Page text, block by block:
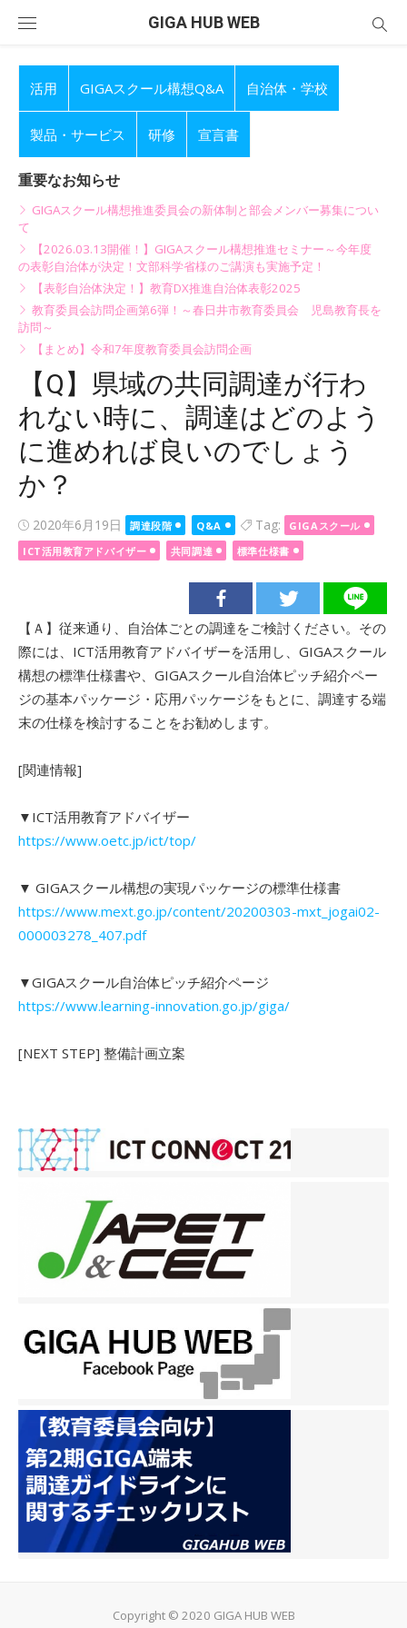
GIGA HUB WEB
活用 GIGAスクール構想Q&A 自治体・学校
製品・サービス 研修 宣言書
重要なお知らせ
GIGAスクール構想推進委員会の新体制と部会メンバー募集につい
て
【2026.03.13開催！】GIGAスクール構想推進セミナー～今年度
の表彰自治体が決定！文部科学省様のご講演も実施予定！
【表彰自治体決定！】教育DX推進自治体表彰2025
教育委員会訪問企画第6弾！～春日井市教育委員会 児島教育長を
訪問～
【まとめ】令和7年度教育委員会訪問企画
【Q】県域の共同調達が行わ
れない時に、調達はどのよう
に進めれば良いのでしょう
か？
Posted
on
2020年6月19日 調達段階 Q&A Tag:
GIGAスクール
ICT活用教育アドバイザー
共同調達 標準仕様書
【Ａ】従来通り、自治体ごとの調達をご検討ください。その
際には、ICT活用教育アドバイザーを活用し、GIGAスクール
構想の標準仕様書や、GIGAスクール自治体ピッチ紹介ペー
ジの基本パッケージ・応用パッケージをもとに、調達する端
末の仕様を検討することをお勧めします。
[関連情報]
▼ICT活用教育アドバイザー
https://www.oetc.jp/ict/top/
▼ GIGAスクール構想の実現パッケージの標準仕様書
https://www.mext.go.jp/content/20200303-mxt_jogai02-
000003278_407.pdf
▼GIGAスクール自治体ピッチ紹介ページ
https://www.learning-innovation.go.jp/giga/
[NEXT STEP] 整備計画立案
Copyright © 2020 GIGA HUB WEB